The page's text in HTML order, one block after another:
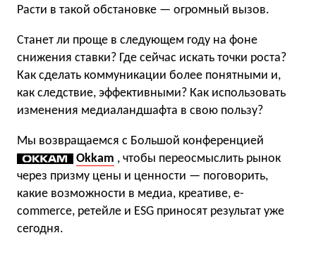
Расти в такой обстановке — огромный вызов.
Станет ли проще в следующем году на фоне
снижения ставки? Где сейчас искать точки роста?
Как сделать коммуникации более понятными и,
как следствие, эффективными? Как использовать
изменения медиаландшафта в свою пользу?
Мы возвращаемся с Большой конференцией
Okkam , чтобы переосмыслить рынок
через призму цены и ценности — поговорить,
какие возможности в медиа, креативе, e-
commerce, ретейле и ESG приносят результат уже
сегодня.